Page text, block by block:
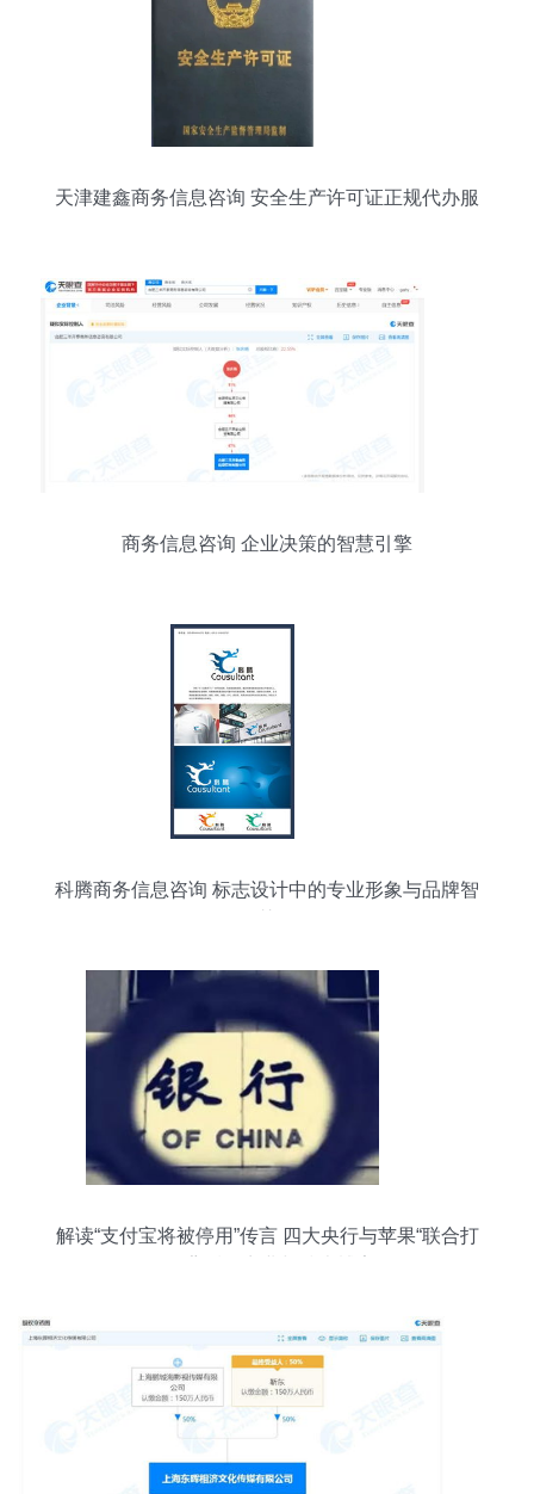
天津建鑫商务信息咨询 安全生产许可证正规代办服
商务信息咨询 企业决策的智慧引擎
科腾商务信息咨询 标志设计中的专业形象与品牌智
解读“支付宝将被停用”传言 四大央行与苹果“联合打